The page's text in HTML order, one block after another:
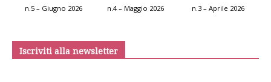
n.5 – Giugno 2026 n.4 – Maggio 2026 n.3 – Aprile 2026
Iscriviti alla newsletter